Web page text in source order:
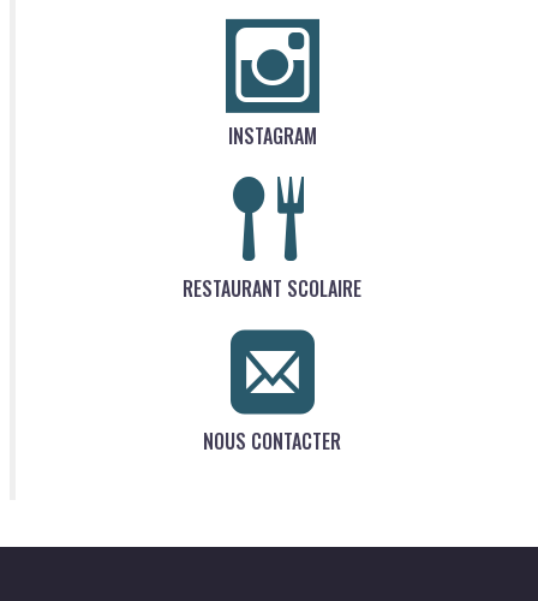
INSTAGRAM
RESTAURANT SCOLAIRE
NOUS CONTACTER